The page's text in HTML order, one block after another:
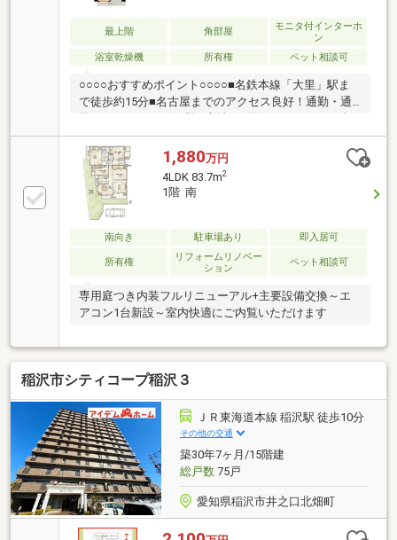
境・セブンイレブン稲沢中乃庄店 徒歩5分(約350m)■
ご希望の住まい探しをお手伝いします
━━━━━・・・物件の詳細・ご相談はお気軽にお問
い合わせください。
最上階 角部屋
モニタ付インターホ
ン
浴室乾燥機
所有権 ペット相談可
○○○○おすすめポイント○○○○■名鉄本線「大里」駅ま
で徒歩約15分■名古屋までのアクセス良好！通勤・通
学・おでかけにも便利な立地■三面バルコニーで日当
たり良好■最上階角部屋で通風・眺望良好■一部室内リ
フォーム済み2023年冬 キッチンリフォーム2020年
冬 浴室リフォーム■追い炊き機能や浴室乾燥機など
設備が充実■豊富な収納スペース付き■天井が高く開放
感があるお部屋■宅配ボックスやエレベーターなど共
有部分も充実○○○○○周辺環境○○○○○■大里西小学校
徒歩約18分■大里中学校 徒歩約21分■セブンイレブン
稲沢中之庄店 徒歩約5分■みのり保育園 徒歩約10分
1,880万円
4LDK 83.7m2
1階 南
南向き 駐車場あり 即入居可
所有権
リフォームリノベー
ション
ペット相談可
専用庭つき内装フルリニューアル+主要設備交換～エ
アコン1台新設～室内快適にご内覧いただけます
稲沢市シティコープ稲沢３
ＪＲ東海道本線 稲沢駅 徒歩10分
その他の交通
築30年7ヶ月/15階建
総戸数75戸
愛知県稲沢市井之口北畑町